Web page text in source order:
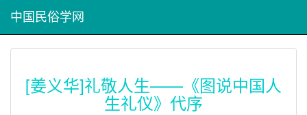
中国民俗学网
[姜义华]礼敬人生——《图说中国人
生礼仪》代序